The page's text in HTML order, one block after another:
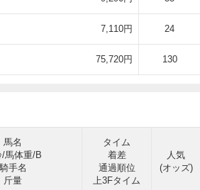
7,110円 24
75,720円 130
馬名
/馬体重/B
手名
斤量
タイム
着差
通過順位
上3Fタイム
人気
(オッズ)